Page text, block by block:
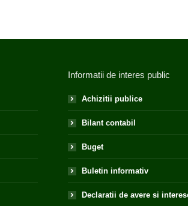
Informatii de interes public
Achizitii publice
Bilant contabil
Buget
Buletin informativ
Declaratii de avere si